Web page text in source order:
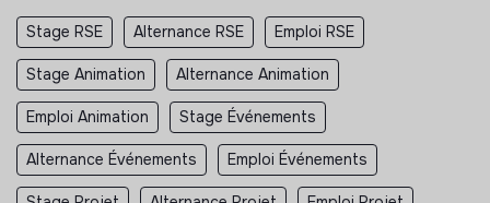
Stage RSE Alternance RSE Emploi RSE
Stage Animation Alternance Animation
Emploi Animation Stage Événements
Alternance Événements Emploi Événements